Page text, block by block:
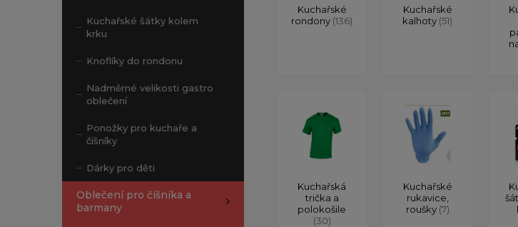
Kuchařské šátky kolem
krku
Knoflíky do rondonu
Nadměrné velikosti gastro
oblečení
Ponožky pro kuchaře a
číšníky
Dárky pro děti
Oblečení pro číšníka a
barmany
Kuchařské
rondony (136)
Kuchařské
kalhoty (51)
Kuchařská
trička a
polokošile
(30)
Kuchařské
rukavice,
roušky (7)